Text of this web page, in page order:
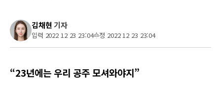
김채현 기자
입력 2022 12 23 23:04수정 2022 12 23 23:04
“23년에는 우리 공주 모셔와야지”